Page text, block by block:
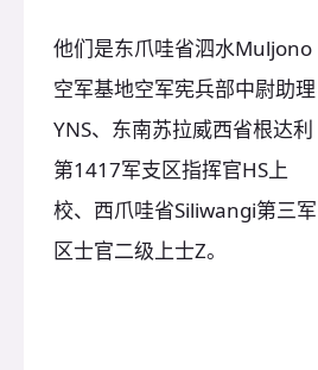
他们是东爪哇省泗水Muljono
空军基地空军宪兵部中尉助理
YNS、东南苏拉威西省根达利
第1417军支区指挥官HS上
校、西爪哇省Siliwangi第三军
区士官二级上士Z。